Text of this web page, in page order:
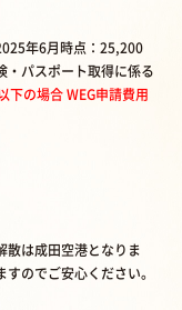
年6月時点：25,200
・パスポート取得に係る
下の場合 WEG申請費用
散は成田空港となりま
のでご安心ください。